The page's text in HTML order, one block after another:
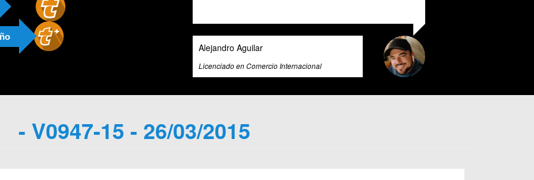
Alejandro Aguilar
Licenciado en Comercio Internacional
- V0947-15 - 26/03/2015